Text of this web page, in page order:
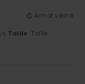
Achat vérifié
/5 Taille: Taille